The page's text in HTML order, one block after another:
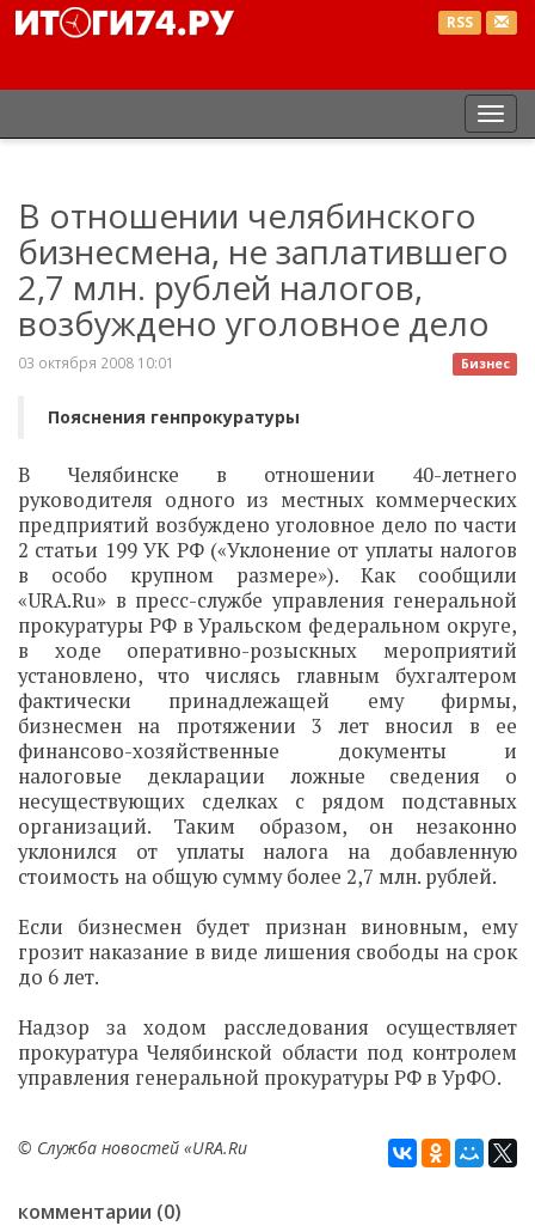
RSS
В отношении челябинского
бизнесмена, не заплатившего
2,7 млн. рублей налогов,
возбуждено уголовное дело
Бизнес
03 октября 2008 10:01
Пояснения генпрокуратуры
В Челябинске в отношении 40-летнего
руководителя одного из местных коммерческих
предприятий возбуждено уголовное дело по части
2 статьи 199 УК РФ («Уклонение от уплаты налогов
в особо крупном размере»). Как сообщили
«URA.Ru» в пресс-службе управления генеральной
прокуратуры РФ в Уральском федеральном округе,
в ходе оперативно-розыскных мероприятий
установлено, что числясь главным бухгалтером
фактически принадлежащей ему фирмы,
бизнесмен на протяжении 3 лет вносил в ее
финансово-хозяйственные документы и
налоговые декларации ложные сведения о
несуществующих сделках с рядом подставных
организаций. Таким образом, он незаконно
уклонился от уплаты налога на добавленную
стоимость на общую сумму более 2,7 млн. рублей.
Если бизнесмен будет признан виновным, ему
грозит наказание в виде лишения свободы на срок
до 6 лет.
Надзор за ходом расследования осуществляет
прокуратура Челябинской области под контролем
управления генеральной прокуратуры РФ в УрФО.
© Служба новостей «URA.Ru
комментарии (0)